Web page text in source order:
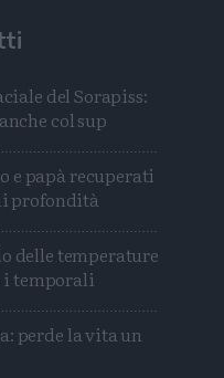
del Sorapiss:
col sup
e papà recuperati
profondità
delle temperature
i temporali
perde la vita un